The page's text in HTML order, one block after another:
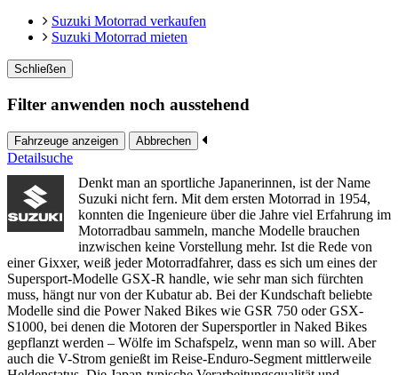
Suzuki Motorrad verkaufen
Suzuki Motorrad mieten
Schließen
Filter anwenden noch ausstehend
Fahrzeuge anzeigen Abbrechen
Detailsuche
Denkt man an sportliche Japanerinnen, ist der Name
Suzuki nicht fern. Mit dem ersten Motorrad in 1954,
konnten die Ingenieure über die Jahre viel Erfahrung im
Motorradbau sammeln, manche Modelle brauchen
inzwischen keine Vorstellung mehr. Ist die Rede von
einer Gixxer, weiß jeder Motorradfahrer, dass es sich um eines der
Supersport-Modelle GSX-R handle, wie sehr man sich fürchten
muss, hängt nur von der Kubatur ab. Bei der Kundschaft beliebte
Modelle sind die Power Naked Bikes wie GSR 750 oder GSX-
S1000, bei denen die Motoren der Supersportler in Naked Bikes
gepflanzt werden – Wölfe im Schafspelz, wenn man so will. Aber
auch die V-Strom genießt im Reise-Enduro-Segment mittlerweile